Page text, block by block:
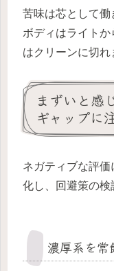
苦味は芯として働
ボディはライト
はクリーンに切れ
まずいと感
ギャップに
ネガティブな評
化し、回避策の検
濃厚系を常